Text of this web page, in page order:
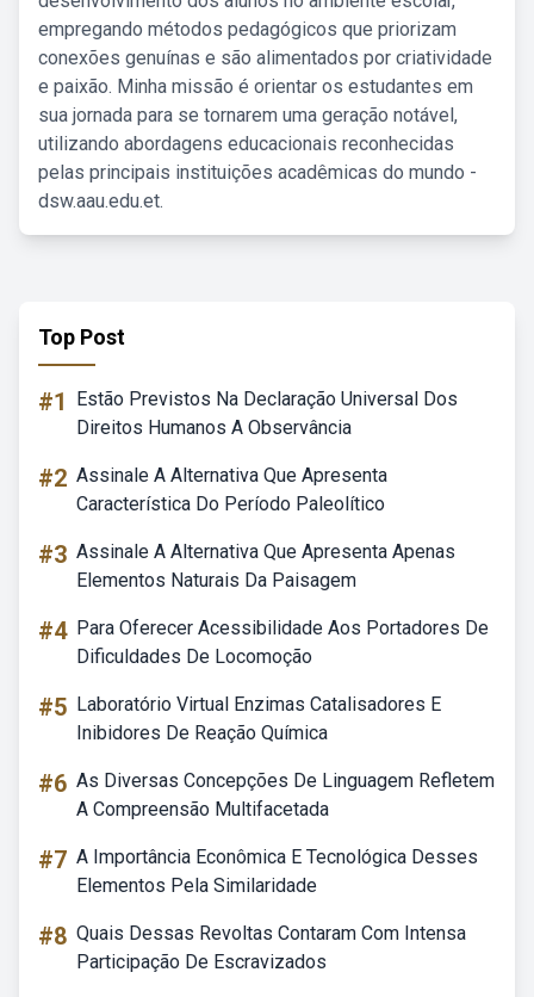
empregando métodos pedagógicos que priorizam
conexões genuínas e são alimentados por criatividade
e paixão. Minha missão é orientar os estudantes em
sua jornada para se tornarem uma geração notável,
utilizando abordagens educacionais reconhecidas
pelas principais instituições acadêmicas do mundo -
dsw.aau.edu.et.
Top Post
#1
Estão Previstos Na Declaração Universal Dos
Direitos Humanos A Observância
#2 Assinale A Alternativa Que Apresenta
Característica Do Período Paleolítico
#3 Assinale A Alternativa Que Apresenta Apenas
Elementos Naturais Da Paisagem
#4 Para Oferecer Acessibilidade Aos Portadores De
Dificuldades De Locomoção
#5 Laboratório Virtual Enzimas Catalisadores E
Inibidores De Reação Química
#6 As Diversas Concepções De Linguagem Refletem
A Compreensão Multifacetada
#7 A Importância Econômica E Tecnológica Desses
Elementos Pela Similaridade
#8 Quais Dessas Revoltas Contaram Com Intensa
Participação De Escravizados